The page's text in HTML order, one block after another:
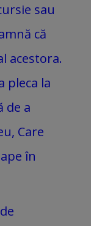
sau
că
acestora.
pleca la
de a
Care
în